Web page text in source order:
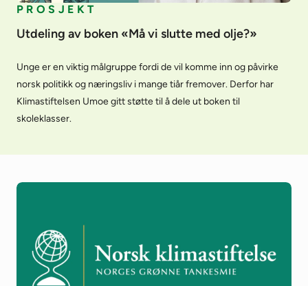
PROSJEKT
Utdeling av boken «Må vi slutte med olje?»
Unge er en viktig målgruppe fordi de vil komme inn og påvirke
norsk politikk og næringsliv i mange tiår fremover. Derfor har
Klimastiftelsen Umoe gitt støtte til å dele ut boken til
skoleklasser.